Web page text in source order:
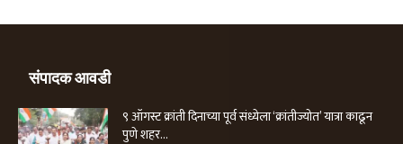
संपादक आवडी
९ ऑगस्ट क्रांती दिनाच्या पूर्व संध्येला ‘क्रांतीज्योत’ यात्रा काढून
पुणे शहर...